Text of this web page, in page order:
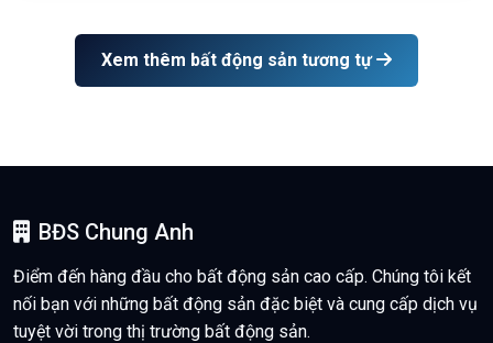
Xem thêm bất động sản tương tự
BĐS Chung Anh
Điểm đến hàng đầu cho bất động sản cao cấp. Chúng tôi kết
nối bạn với những bất động sản đặc biệt và cung cấp dịch vụ
tuyệt vời trong thị trường bất động sản.